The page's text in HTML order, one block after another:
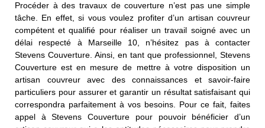
Procéder à des travaux de couverture n’est pas une simple
tâche. En effet, si vous voulez profiter d’un artisan couvreur
compétent et qualifié pour réaliser un travail soigné avec un
délai respecté à Marseille 10, n’hésitez pas à contacter
Stevens Couverture. Ainsi, en tant que professionnel, Stevens
Couverture est en mesure de mettre à votre disposition un
artisan couvreur avec des connaissances et savoir-faire
particuliers pour assurer et garantir un résultat satisfaisant qui
correspondra parfaitement à vos besoins. Pour ce fait, faites
appel à Stevens Couverture pour pouvoir bénéficier d’un